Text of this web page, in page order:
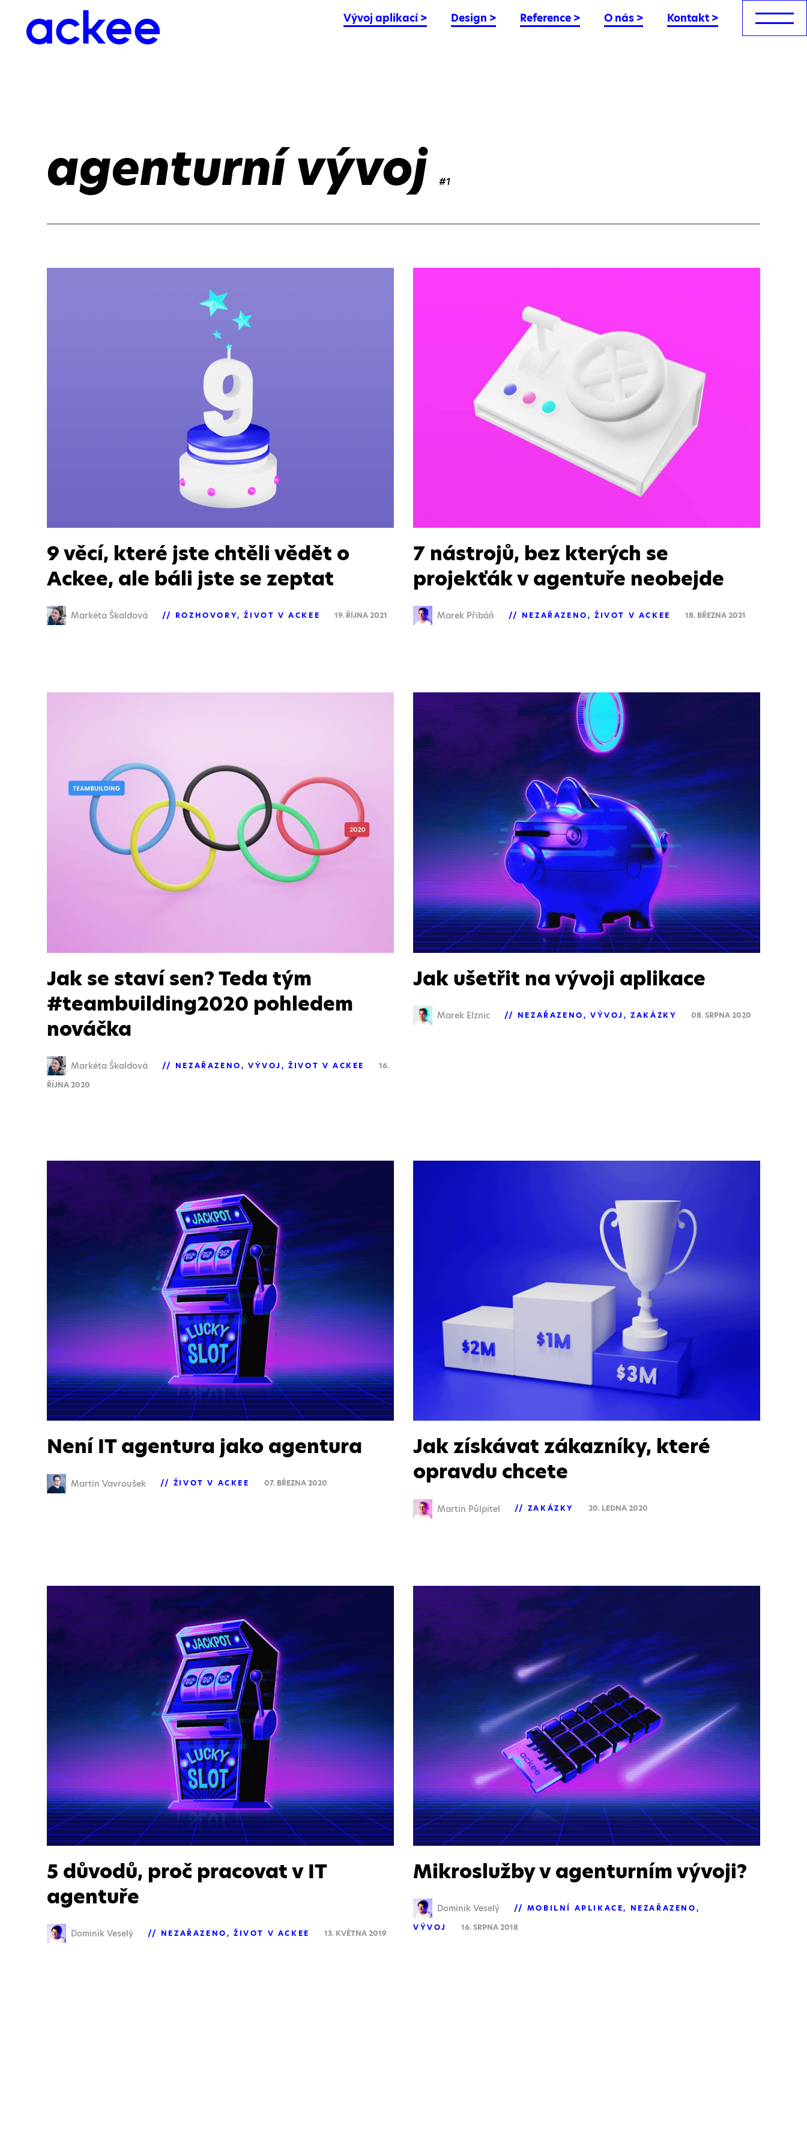
Vývoj aplikací> Design > Reference > O nás > Kontakt >
agenturní vývoj #1
9 věcí, které jste chtěli vědět o
Ackee, ale báli jste se zeptat
Markéta Škaldová ROZHOVORY ŽIVOT V ACKEE 19. ŘÍJNA 2021
7 nástrojů, bez kterých se
projekťák v agentuře neobejde
Marek Přibáň NEZAŘAZENO ŽIVOT V ACKEE 18. BŘEZNA 2021
Jak se staví sen? Teda tým
#teambuilding2020 pohledem
nováčka
Markéta Škaldová NEZAŘAZENO VÝVOJ ŽIVOT V ACKEE
16.
ŘÍJNA 2020
Jak ušetřit na vývoji aplikace
Marek Elznic NEZAŘAZENO VÝVOJ ZAKÁZKY 08. SRPNA 2020
Není IT agentura jako agentura
Martin Vavroušek ŽIVOT V ACKEE 07. BŘEZNA 2020
Jak získávat zákazníky, které
opravdu chcete
Martin Půlpitel ZAKÁZKY 20. LEDNA 2020
5 důvodů, proč pracovat v IT
agentuře
Dominik Veselý NEZAŘAZENO ŽIVOT V ACKEE 13. KVĚTNA 2019
Mikroslužby v agenturním vývoji?
Dominik Veselý MOBILNÍ APLIKACE
NEZAŘAZENO
VÝVOJ
16. SRPNA 2018